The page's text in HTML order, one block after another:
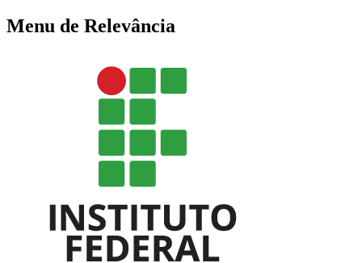
Menu de Relevância